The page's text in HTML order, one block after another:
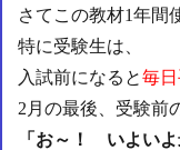
さてこの教材1年間
特に受験生は、
入試前になると毎
2月の最後、受験前
「お～！ いよいよ